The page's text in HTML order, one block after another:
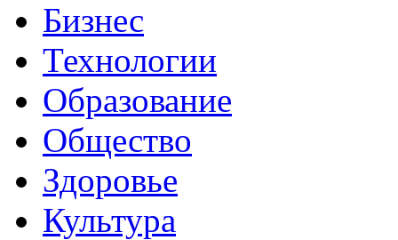
Бизнес
Технологии
Образование
Общество
Здоровье
Культура